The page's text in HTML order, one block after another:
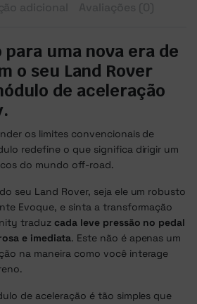
uma nova era de
o seu Land Rover
de aceleração
os limites convencionais de
redefine o que significa dirigir um
do mundo off-road.
seu Land Rover, seja ele um robusto
Evoque, e sinta a transformação
traduz cada leve pressão no pedal
e imediata. Este não é apenas um
na maneira como você interage
de aceleração é tão simples que